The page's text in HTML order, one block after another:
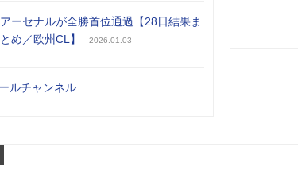
アーセナルが全勝首位通過【28日結果ま
とめ／欧州CL】
2026.01.03